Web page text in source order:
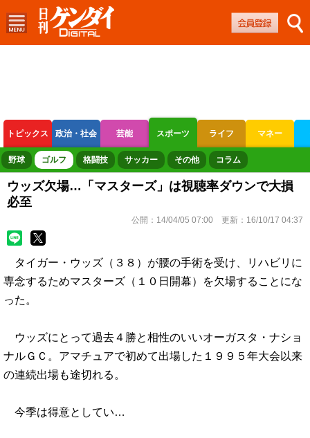
トピックス 政治・社会 芸能 スポーツ ライフ マネー
ボートレース 競輪 オートレース
野球 ゴルフ 格闘技 サッカー その他 コラム
ウッズ欠場…「マスターズ」は視聴率ダウンで大損
必至
公開： 14/04/05 07:00 更新： 16/10/17 04:37
タイガー・ウッズ（３８）が腰の手術を受け、リハビリに
専念するためマスターズ（１０日開幕）を欠場することにな
った。
ウッズにとって過去４勝と相性のいいオーガスタ・ナショ
ナルＧＣ。アマチュアで初めて出場した１９９５年大会以来
の連続出場も途切れる。
今季は得意としてい…